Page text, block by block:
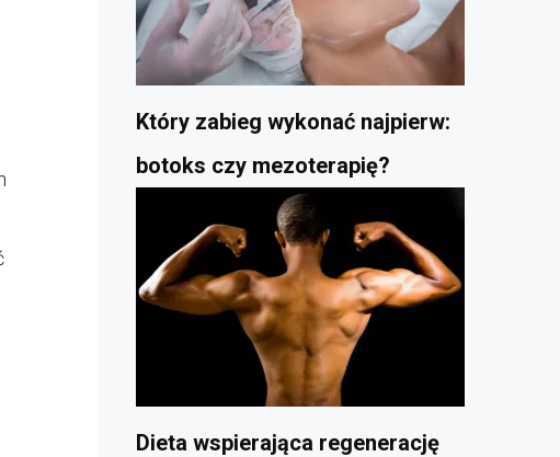
Który zabieg wykonać najpierw:
botoks czy mezoterapię?
Dieta wspierająca regenerację